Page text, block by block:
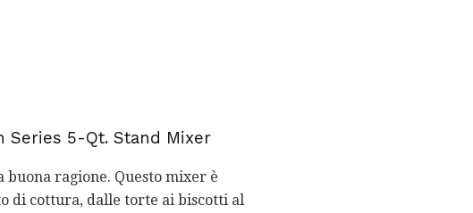
Series 5-Qt. Stand Mixer
ragione. Questo mixer è
di cottura, dalle torte ai biscotti al